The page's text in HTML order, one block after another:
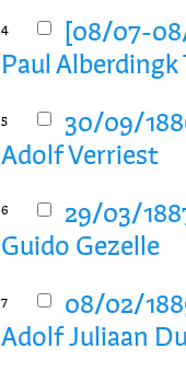
4
[08/07-
Paul
5
30/09/
Adolf Verriest
6
29/03/
Guido Gezelle
7
08/02/
Adolf Juliaan